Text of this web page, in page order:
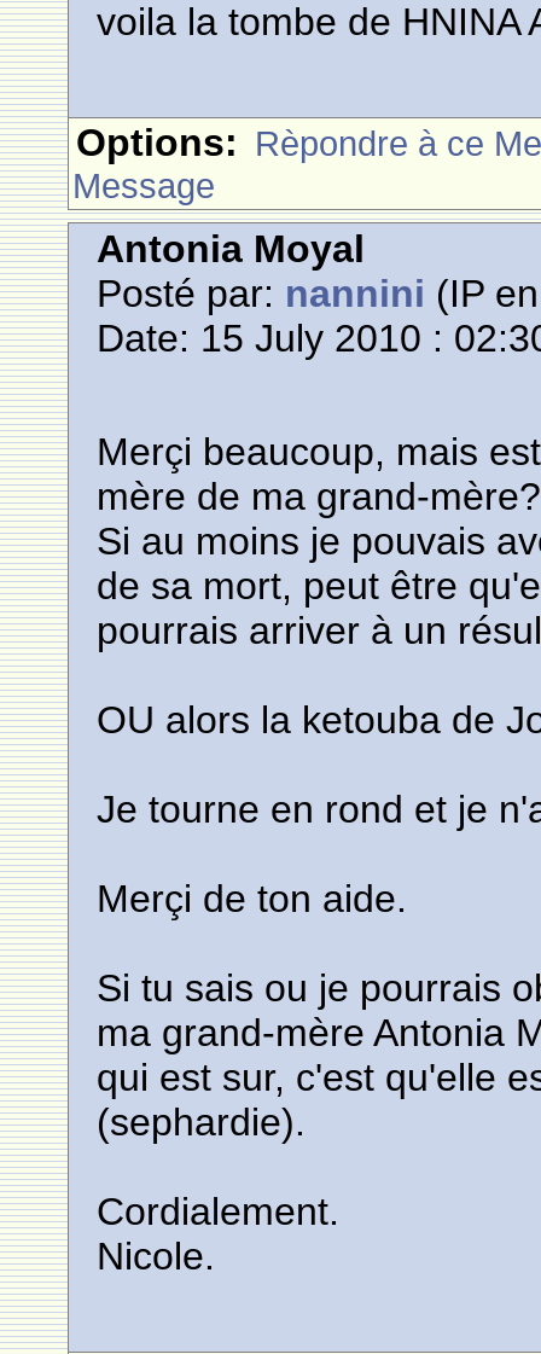
voila la tombe de HNINA
Options: Rèpondre à ce
Message
Antonia Moyal
Posté par: nannini (IP
Date: 15 July 2010 :
Merçi beaucoup, mais
mère de ma grand-
Si au moins je pouvais
de sa mort, peut être
pourrais arriver à un
OU alors la ketouba de
Je tourne en rond et je
Merçi de ton aide.
Si tu sais ou je pourrais
ma grand-mère Antonia
qui est sur, c'est qu'elle
(sephardie).
Cordialement.
Nicole.